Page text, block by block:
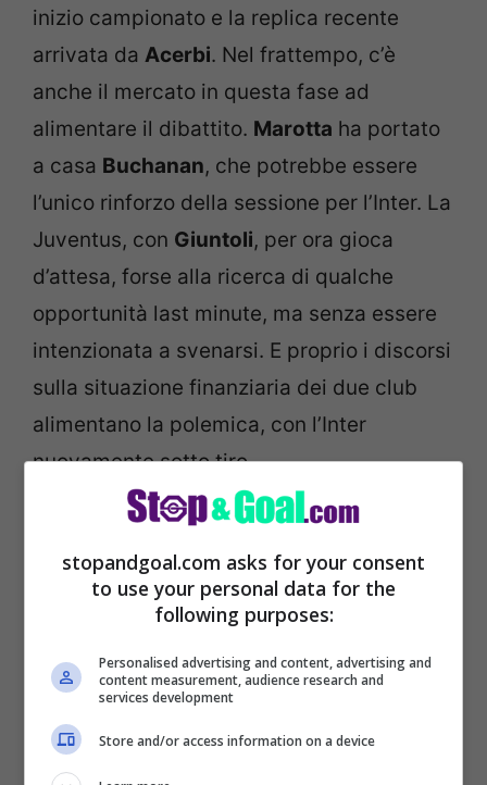
inizio campionato e la replica recente
arrivata da Acerbi. Nel frattempo, c’è
anche il mercato in questa fase ad
alimentare il dibattito. Marotta ha portato
a casa Buchanan, che potrebbe essere
l’unico rinforzo della sessione per l’Inter. La
Juventus, con Giuntoli, per ora gioca
d’attesa, forse alla ricerca di qualche
opportunità last minute, ma senza essere
intenzionata a svenarsi. E proprio i discorsi
sulla situazione finanziaria dei due club
alimentano la polemica, con l’Inter
nuovamente sotto tiro.
stopandgoal.com asks for your consent
to use your personal data for the
following purposes:
Personalised advertising and content, advertising and
content measurement, audience research and
services development
Store and/or access information on a device